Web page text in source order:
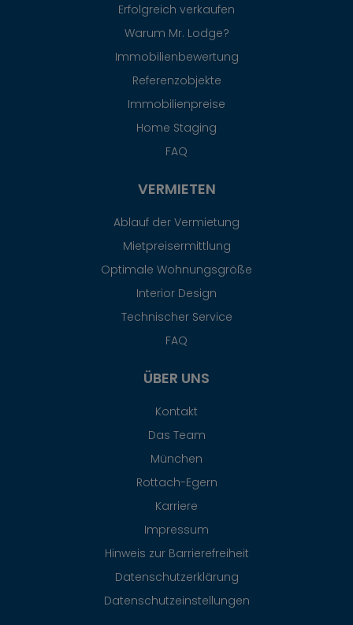
Erfolgreich verkaufen
Warum Mr. Lodge?
Immobilienbewertung
Referenzobjekte
Immobilienpreise
Home Staging
FAQ
VERMIETEN
Ablauf der Vermietung
Mietpreisermittlung
Optimale Wohnungsgröße
Interior Design
Technischer Service
FAQ
ÜBER UNS
Kontakt
Das Team
München
Rottach-Egern
Karriere
Impressum
Hinweis zur Barrierefreiheit
Datenschutzerklärung
Datenschutzeinstellungen